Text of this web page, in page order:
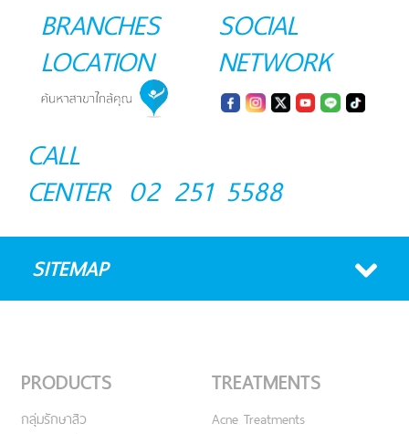
BRANCHES
LOCATION
SOCIAL
NETWORK
CALL
CENTER 02 251 5588
SITEMAP
PRODUCTS
กลุ่มรักษาสิว
TREATMENTS
Acne Treatments